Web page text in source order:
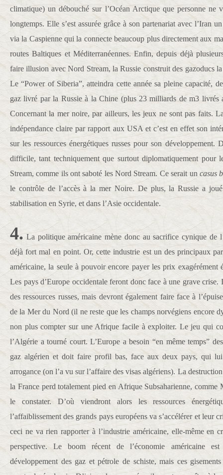
climatique) un débouché sur l’Océan Arctique que personne ne
longtemps. Elle s’est assurée grâce à son partenariat avec l’Iran
via la Caspienne qui la connecte beaucoup plus directement aux
routes Baltiques et Méditerranéennes. Enfin, depuis déjà
faire illusion avec Nord Stream, la Russie construit des gazoducs
Le “Power of Siberia”, atteindra cette année sa pleine capacité,
gaz livré par la Russie à la Chine (plus 23 milliards de m3 livrés
Concernant la mer noire, par ailleurs, les jeux ne sont pas faits.
indépendance claire par rapport aux USA et c’est en effet son
sur les ressources énergétiques russes pour son développement.
difficile, tant techniquement que surtout diplomatiquement pour
Stream, comme ils ont saboté les Nord Stream. Ce serait un casus
le contrôle de l’accès à la mer Noire. De plus, la Russie a
stabilisation en Syrie, et dans l’Asie occidentale.
4. La politique américaine mène donc au sacrifice cynique de
déjà fort mal en point. Or, cette industrie est un des principaux
américaine, la seule à pouvoir encore payer les prix exagérément
Les pays d’Europe occidentale feront donc face à une grave crise.
des ressources russes, mais devront également faire face à
de la Mer du Nord (il ne reste que les champs norvégiens encore
non plus compter sur une Afrique facile à exploiter. Le jeu qui
l’Algérie a tourné court. L’Europe a besoin “en même temps”
gaz algérien et doit faire profil bas, face aux deux pays, qui
arrogance (on l’a vu sur l’affaire des visas algériens). La
la France perd totalement pied en Afrique Subsaharienne, comme
le constater. D’où viendront alors les ressources
l’affaiblissement des grands pays européens va s’accélérer et leur
ceci ne va rien rapporter à l’industrie américaine, elle-même en
perspective. Le boom récent de l’économie américaine
développement des gaz et pétrole de schiste, mais ces